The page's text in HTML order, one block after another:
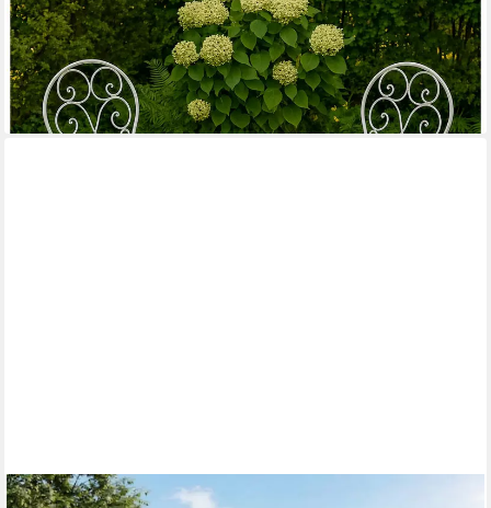
Balkonset Tischgruppe Lani Weiß, (Set, 3-tlg., 1x Tisch, 2x
Stühle), Sitzgruppe Metall Garten nostalgisch
111,99 € UVP 149,99 €
-25%
lieferbar - in 3-4 Werktagen bei dir
OUTSUNNY